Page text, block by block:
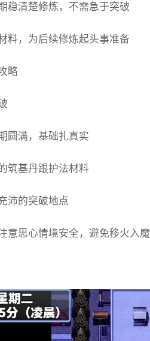
稳清楚修炼，不需急于突破
料，为后续修炼起头事准备
略
圆满，基础扎真实
筑基丹跟护法材料
沛的突破地点
意思心情境安全，避免移火入魔